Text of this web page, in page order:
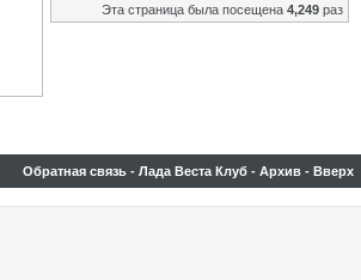
Эта страница была посещена 4,249 раз
Обратная связь - Лада Веста Клуб - Архив - Вверх